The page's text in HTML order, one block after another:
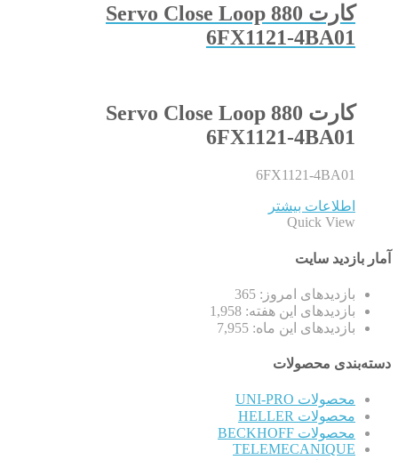
کارت Servo Close Loop 880
6FX1121-4BA01
کارت Servo Close Loop 880
6FX1121-4BA01
6FX1121-4BA01
اطلاعات بیشتر
Quick View
آمار بازدید سایت
بازدیدهای امروز: 365
بازدیدهای این هفته: 1,958
بازدیدهای این ماه: 7,955
دسته‌بندی محصولات
محصولات UNI-PRO
محصولات HELLER
محصولات BECKHOFF
TELEMECANIQUE